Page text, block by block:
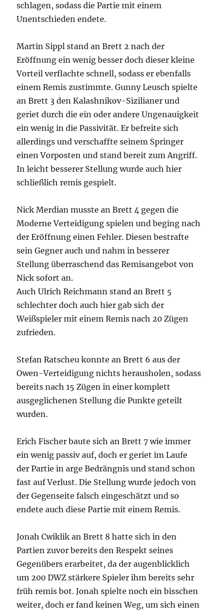
schlagen, sodass die Partie mit einem
Unentschieden endete.
Martin Sippl stand an Brett 2 nach der
Eröffnung ein wenig besser doch dieser kleine
Vorteil verflachte schnell, sodass er ebenfalls
einem Remis zustimmte. Gunny Leusch spielte
an Brett 3 den Kalashnikov-Sizilianer und
geriet durch die ein oder andere Ungenauigkeit
ein wenig in die Passivität. Er befreite sich
allerdings und verschaffte seinem Springer
einen Vorposten und stand bereit zum Angriff.
In leicht besserer Stellung wurde auch hier
schließlich remis gespielt.
Nick Merdian musste an Brett 4 gegen die
Moderne Verteidigung spielen und beging nach
der Eröffnung einen Fehler. Diesen bestrafte
sein Gegner auch und nahm in besserer
Stellung überraschend das Remisangebot von
Nick sofort an.
Auch Ulrich Reichmann stand an Brett 5
schlechter doch auch hier gab sich der
Weißspieler mit einem Remis nach 20 Zügen
zufrieden.
Stefan Ratscheu konnte an Brett 6 aus der
Owen-Verteidigung nichts herausholen, sodass
bereits nach 15 Zügen in einer komplett
ausgeglichenen Stellung die Punkte geteilt
wurden.
Erich Fischer baute sich an Brett 7 wie immer
ein wenig passiv auf, doch er geriet im Laufe
der Partie in arge Bedrängnis und stand schon
fast auf Verlust. Die Stellung wurde jedoch von
der Gegenseite falsch eingeschätzt und so
endete auch diese Partie mit einem Remis.
Jonah Cwiklik an Brett 8 hatte sich in den
Partien zuvor bereits den Respekt seines
Gegenübers erarbeitet, da der augenblicklich
um 200 DWZ stärkere Spieler ihm bereits sehr
früh remis bot. Jonah spielte noch ein bisschen
weiter, doch er fand keinen Weg, um sich einen